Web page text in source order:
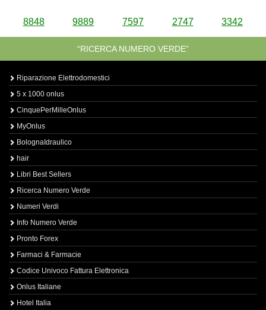
8848 9889 7597 2747 3342
“RICERCA NUMERO VERDE”
Riparazione Elettrodomestici
5 x 1000 onlus
CinquePerMilleOnlus
MyOnlus
BolognaIdraulico
hair
Libri Best Sellers
Ricerca Numero Verde
Numeri Verdi
Info Numero Verde
Pronto Forex
Farmaci & Farmacie
Codice Univoco Fattura Elettronica
Onlus Italiane
Hotel Italia